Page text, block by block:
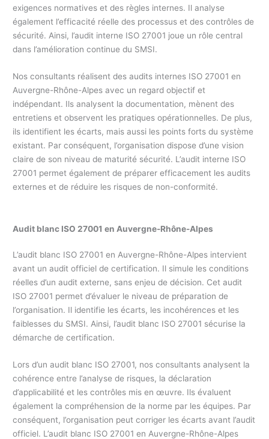
exigences normatives et des règles internes. Il analyse
également l’efficacité réelle des processus et des contrôles de
sécurité. Ainsi, l’audit interne ISO 27001 joue un rôle central
dans l’amélioration continue du SMSI.
Nos consultants réalisent des audits internes ISO 27001 en
Auvergne-Rhône-Alpes avec un regard objectif et
indépendant. Ils analysent la documentation, mènent des
entretiens et observent les pratiques opérationnelles. De plus,
ils identifient les écarts, mais aussi les points forts du système
existant. Par conséquent, l’organisation dispose d’une vision
claire de son niveau de maturité sécurité. L’audit interne ISO
27001 permet également de préparer efficacement les audits
externes et de réduire les risques de non-conformité.
Audit blanc ISO 27001 en Auvergne-Rhône-Alpes
L’audit blanc ISO 27001 en Auvergne-Rhône-Alpes intervient
avant un audit officiel de certification. Il simule les conditions
réelles d’un audit externe, sans enjeu de décision. Cet audit
ISO 27001 permet d’évaluer le niveau de préparation de
l’organisation. Il identifie les écarts, les incohérences et les
faiblesses du SMSI. Ainsi, l’audit blanc ISO 27001 sécurise la
démarche de certification.
Lors d’un audit blanc ISO 27001, nos consultants analysent la
cohérence entre l’analyse de risques, la déclaration
d’applicabilité et les contrôles mis en œuvre. Ils évaluent
également la compréhension de la norme par les équipes. Par
conséquent, l’organisation peut corriger les écarts avant l’audit
officiel. L’audit blanc ISO 27001 en Auvergne-Rhône-Alpes